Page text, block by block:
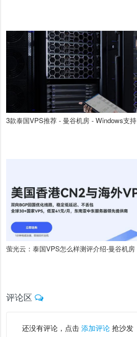
3款泰国VPS推荐 - 曼谷机房 - Windows支持
萤光云：泰国VPS怎么样测评介绍-曼谷机房
评论区
还没有评论，点击 添加评论抢沙发